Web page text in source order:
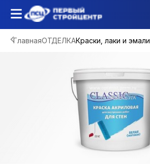
ГлавнаяОТДЕЛКАКраски, лаки и эмали